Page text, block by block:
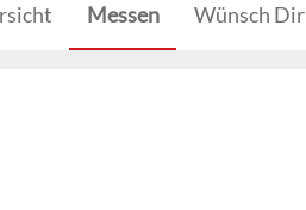
Messen Wünsch